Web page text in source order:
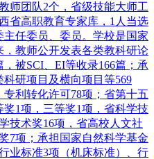
师团队2个，省级技能大师工
省高职教育专家库，1人当选
任委员、委员。学校是国家
教师公开发表各类教科研论
被SCI、EI等收录166篇；承
研项目及横向项目等569
利转化许可78项；省第十五
1项，三等奖1项，省科学技
技术奖16项，省高校人文社
7项；承担国家自然科学基金
业标准3项（机床标准）、行